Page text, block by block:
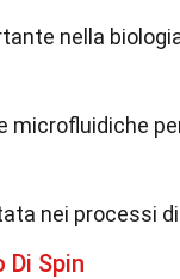
nella
microfluidiche
nei processi di
Di Spin